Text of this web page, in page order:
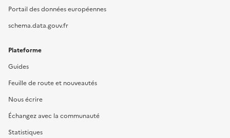
Portail des données européennes
schema.data.gouv.fr
Plateforme
Guides
Feuille de route et nouveautés
Nous écrire
Échangez avec la communauté
Statistiques